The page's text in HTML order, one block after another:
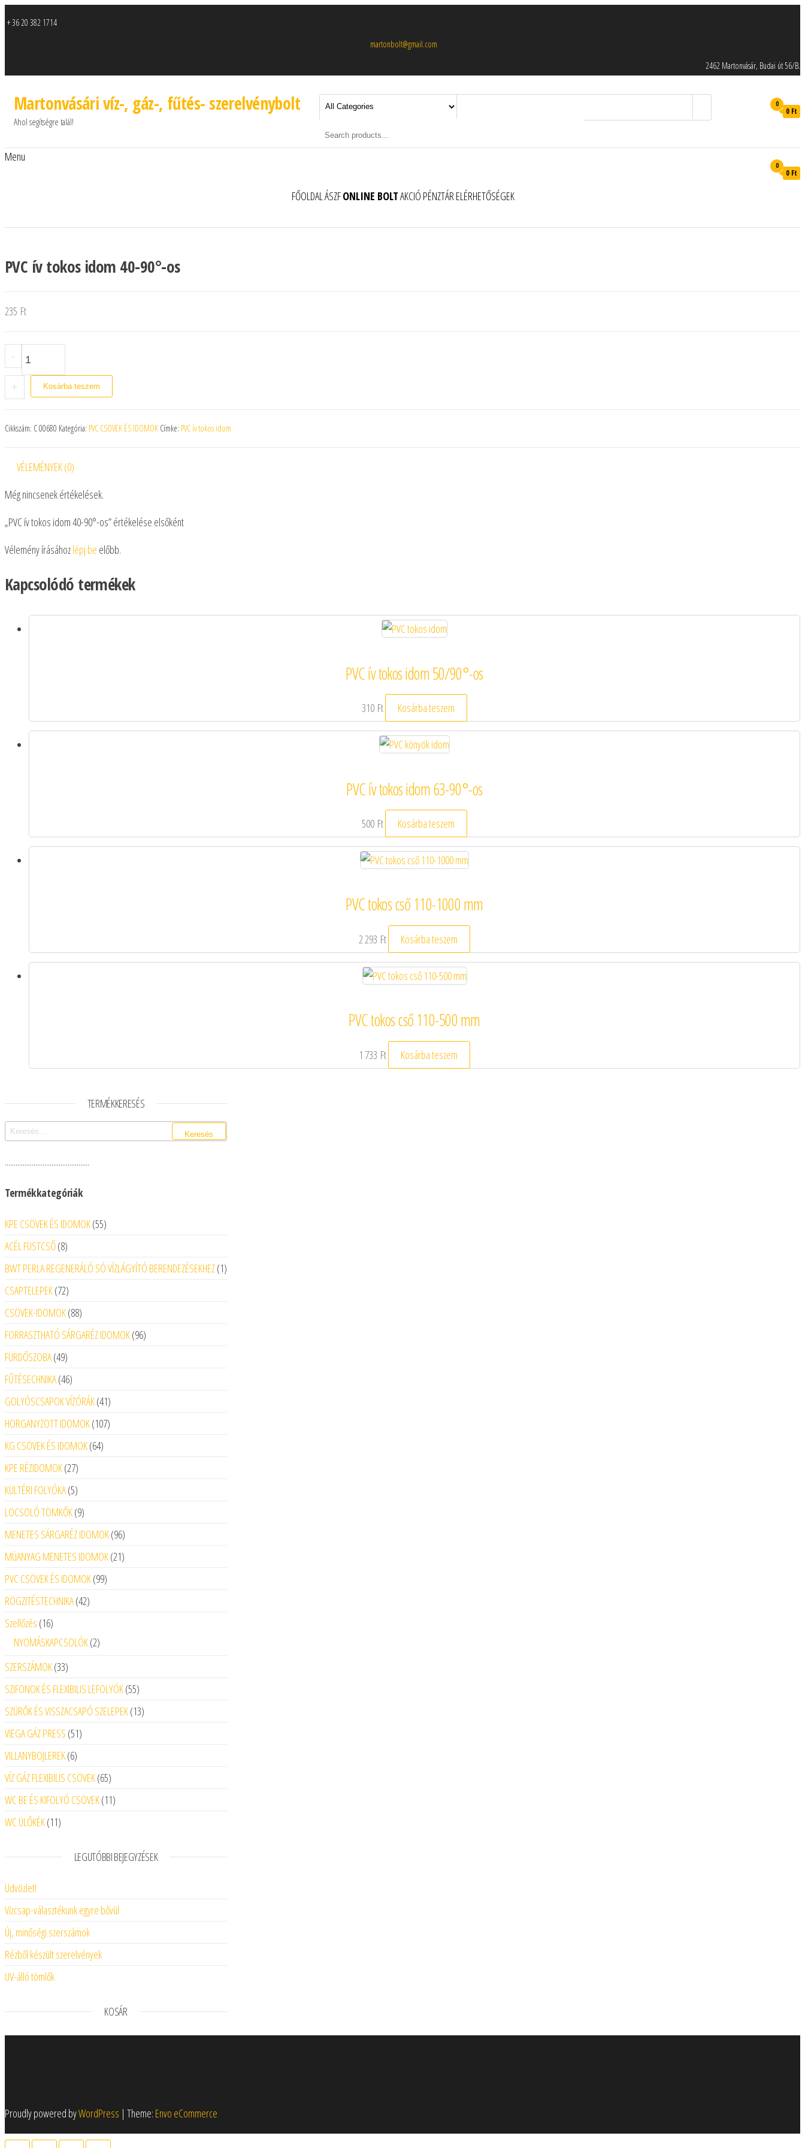
+ 36 20 382 1714
martonbolt@gmail.com
2462 Martonvásár, Budai út 56/B.
Martonvásári víz-, gáz-, fűtés- szerelvénybolt
Ahol segítségre talál!
0
0 Ft
Menu
0
0 Ft
FŐOLDALÁSZFONLINE BOLTAKCIÓ PÉNZTÁRELÉRHETŐSÉGEK
PVC ív tokos idom 40-90°-os
235 Ft
-
+ Kosárba teszem
Cikkszám: C 00680 Kategória: PVC CSÖVEK ÉS IDOMOK Címke: PVC ív tokos idom
VÉLEMÉNYEK (0)
Még nincsenek értékelések.
„PVC ív tokos idom 40-90°-os” értékelése elsőként
Vélemény írásáhozlépj be előbb.
Kapcsolódó termékek
PVC ív tokos idom 50/90°-os
310 Ft Kosárba teszem
PVC ív tokos idom 63-90°-os
500 Ft Kosárba teszem
PVC tokos cső 110-1000 mm
2 293 Ft Kosárba teszem
PVC tokos cső 110-500 mm
1 733 Ft Kosárba teszem
TERMÉKKERESÉS
Keresés:
...............................................
Termékkategóriák
KPE CSÖVEK ÉS IDOMOK 5555 termék
ACÉL FÜSTCSŐ 88 termék
BWT PERLA REGENERÁLÓ SÓ VÍZLÁGYÍTÓ BERENDEZÉSEKHEZ 11 termék
CSAPTELEPEK 7272 termék
CSÖVEK-IDOMOK 8888 termék
FORRASZTHATÓ SÁRGARÉZ IDOMOK 9696 termék
FÜRDŐSZOBA 4949 termék
FŰTÉSECHNIKA 4646 termék
GOLYÓSCSAPOK VÍZÓRÁK 4141 termék
HORGANYZOTT IDOMOK 107107 termék
KG CSÖVEK ÉS IDOMOK 6464 termék
KPE RÉZIDOMOK 2727 termék
KÜLTÉRI FOLYÓKA 55 termék
LOCSOLÓ TÖMKŐK 99 termék
MENETES SÁRGARÉZ IDOMOK 9696 termék
MÜANYAG MENETES IDOMOK 2121 termék
PVC CSÖVEK ÉS IDOMOK 9999 termék
RÖGZITÉSTECHNIKA 4242 termék
Szellőzés 1616 termék
NYOMÁSKAPCSOLÓK 22 termék
SZERSZÁMOK 3333 termék
SZIFONOK ÉS FLEXIBILIS LEFOLYÓK 5555 termék
SZÜRŐK ÉS VISSZACSAPÓ SZELEPEK 1313 termék
VIEGA GÁZ PRESS 5151 termék
VILLANYBOJLEREK 66 termék
VÍZ GÁZ FLEXIBILIS CSÖVEK 6565 termék
WC BE ÉS KIFOLYÓ CSÖVEK 1111 termék
WC ÜLŐKÉK 1111 termék
LEGUTÓBBI BEJEGYZÉSEK
Üdvözlet!
Vízcsap-választékunk egyre bővül
Új, minőségi szerszámok
Rézből készült szerelvények
UV-álló tömlők
KOSÁR
Proudly powered byWordPress | Theme: Envo eCommerce